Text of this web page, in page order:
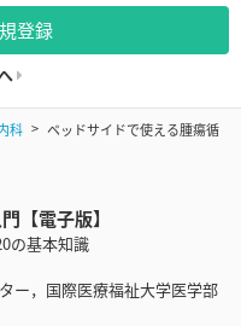
登録
科
ベッドサイドで使える腫瘍循
【電子版】
の基本知識
ー，国際医療福祉大学医学部